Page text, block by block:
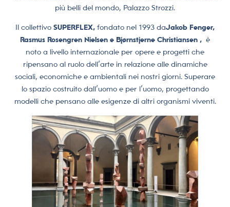
più belli del mondo, Palazzo Strozzi.
Il collettivo SUPERFLEX, fondato nel 1993 daJakob Fenger,
Rasmus Rosengren Nielsen e Bjørnstjerne Christiansen , è
noto a livello internazionale per opere e progetti che
ripensano al ruolo dell’arte in relazione alle dinamiche
sociali, economiche e ambientali nei nostri giorni. Superare
lo spazio costruito dall’uomo e per l’uomo, progettando
modelli che pensano alle esigenze di altri organismi viventi.